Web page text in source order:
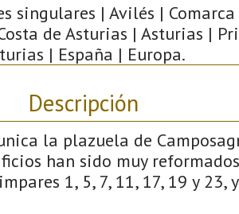
singulares | Avilés | Comarca
de Asturias | Asturias |
| España | Europa.
Descripción
la plazuela de
han sido muy
1, 5, 7, 11, 17, 19 y 23,